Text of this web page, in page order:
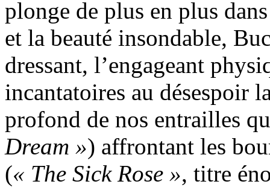
plonge de plus en plus
et la beauté insondable,
dressant, l’engageant
incantatoires au désespoir
profond de nos entrailles
Dream ») affrontant les
(« The Sick Rose », titre